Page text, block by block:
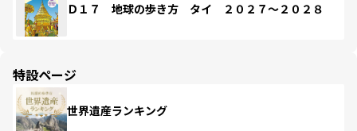
Ｄ１７ 地球の歩き方 タイ ２０２７～２０２８
特設ページ
世界遺産ランキング